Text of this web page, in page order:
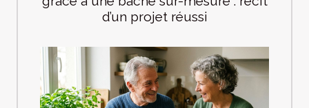
d’un projet réussi